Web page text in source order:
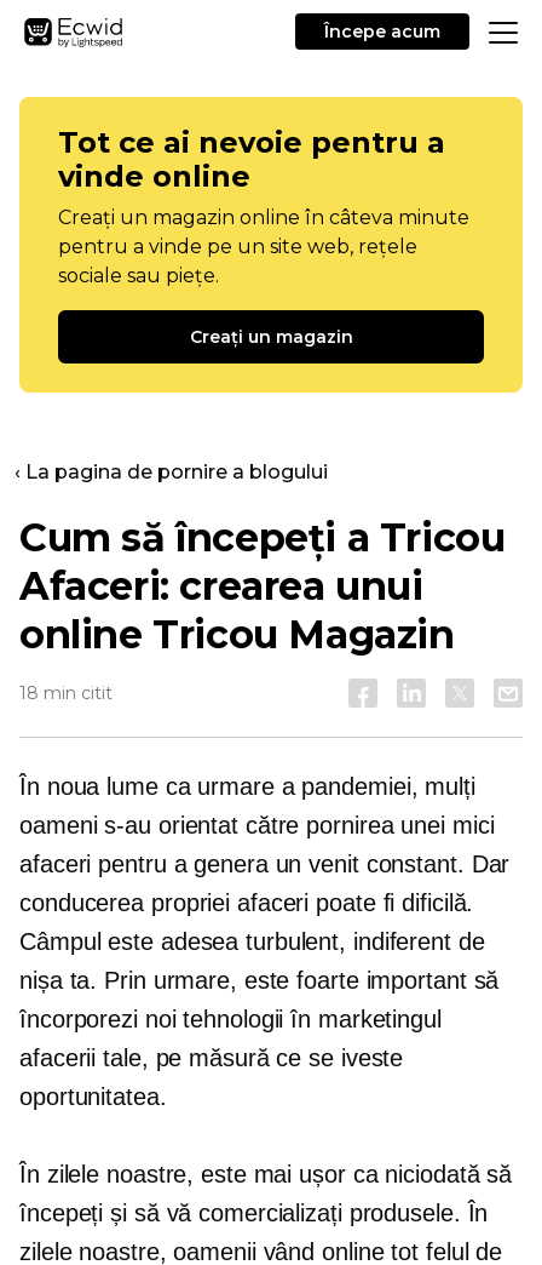
Începe acum
Tot ce ai nevoie pentru a
vinde online
Creați un magazin online în câteva minute
pentru a vinde pe un site web, rețele
sociale sau piețe.
Creați un magazin
‹ La pagina de pornire a blogului
Cum să începeți a Tricou
Afaceri: crearea unui
online Tricou Magazin
18 min citit
În noua lume ca urmare a pandemiei, mulți
oameni s-au orientat către pornirea unei mici
afaceri pentru a genera un venit constant. Dar
conducerea propriei afaceri poate fi dificilă.
Câmpul este adesea turbulent, indiferent de
nișa ta. Prin urmare, este foarte important să
încorporezi noi tehnologii în marketingul
afacerii tale, pe măsură ce se iveste
oportunitatea.
În zilele noastre, este mai ușor ca niciodată să
începeți și să vă comercializați produsele. În
zilele noastre, oamenii vând online tot felul de